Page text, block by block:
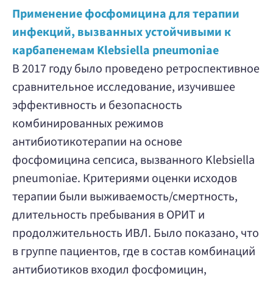
Применение фосфомицина для терапии
инфекций, вызванных устойчивыми к
карбапенемам Klebsiella pneumoniae
В 2017 году было проведено ретроспективное
сравнительное исследование, изучившее
эффективность и безопасность
комбинированных режимов
антибиотикотерапии на основе
фосфомицина сепсиса, вызванного Klebsiella
pneumoniae. Критериями оценки исходов
терапии были выживаемость/смертность,
длительность пребывания в ОРИТ и
продолжительность ИВЛ. Было показано, что
в группе пациентов, где в состав комбинаций
антибиотиков входил фосфомицин,
Забыли пароль?
Забыли пароль?